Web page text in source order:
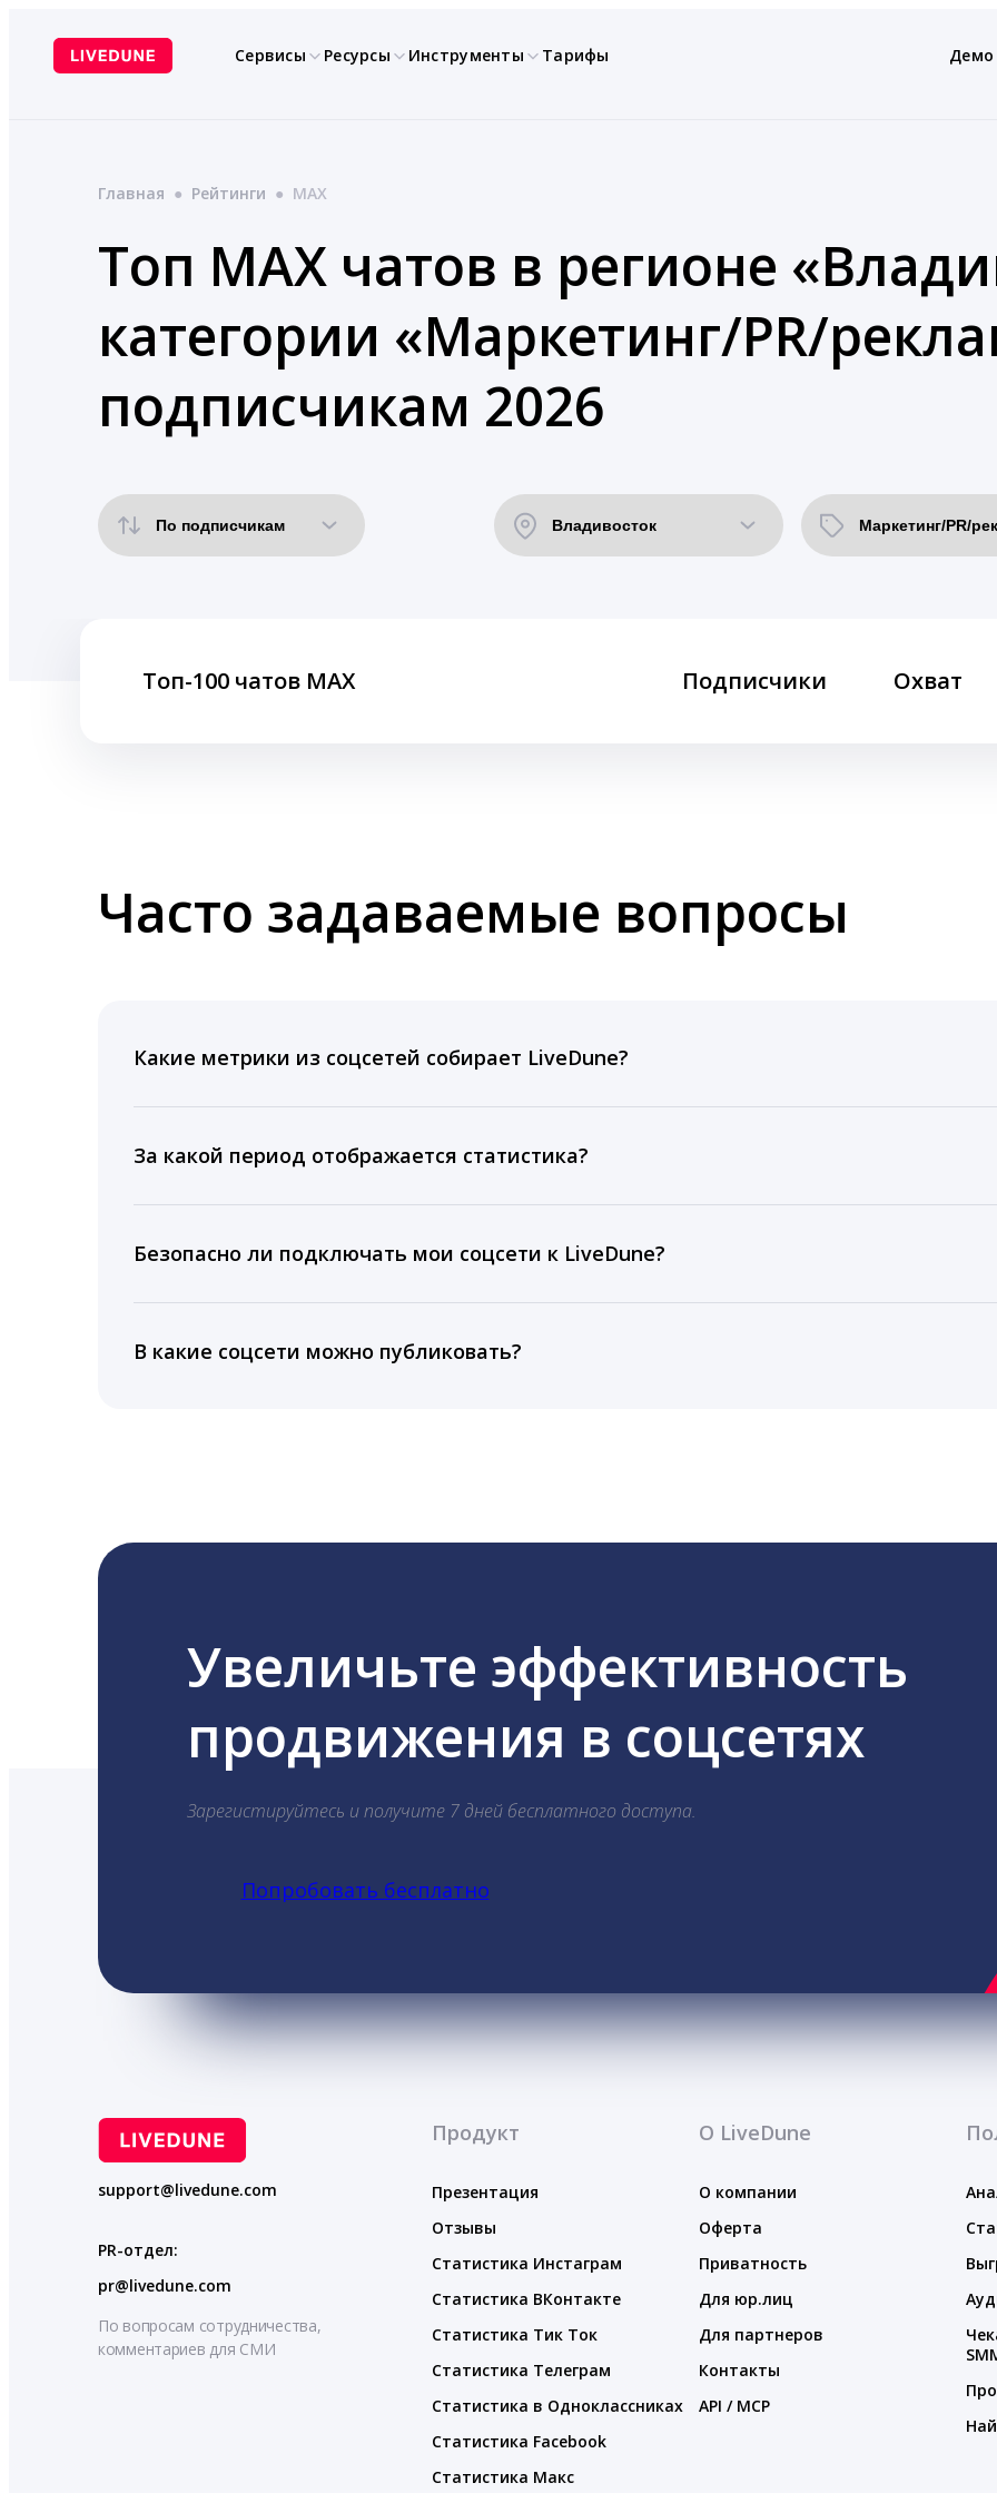
содержимому
Сервисы Ресурсы Инструменты Тарифы Демо
Главная ● Рейтинги ● MAX
Топ MAX чатов в регионе
категории «Маркетинг/PR/
подписчикам 2026
Топ-100 чатов MAX Подписчики Охват
Часто задаваемые вопросы
Какие метрики из соцсетей собирает LiveDune?
время для публикации, показываем лучшие посты и присылаем автоматические отчеты с
За какой период отображается статистика?
подключении тарифа Блогер. При оплате тарифа Бизнес отображаются сведения за 3 года, а
5 лет.
Безопасно ли подключать мои соцсети к LiveDune?
информацию третьим лицам.
В какие соцсети можно публиковать?
Увеличьте эффективность
продвижения в соцсетях
Зарегистируйтесь и получите 7 дней бесплатного доступа.
Попробовать бесплатно
support@livedune.com
PR-отдел:
pr@livedune.com
По вопросам сотрудничества,
комментариев для СМИ
Продукт
Презентация
Отзывы
Статистика Инстаграм
Статистика ВКонтакте
Статистика Тик Ток
Статистика Телеграм
Статистика в Одноклассниках
Статистика Facebook
Статистика Макс
О LiveDune
О компании
Оферта
Приватность
Для юр.лиц
Для партнеров
Контакты
API / MCP